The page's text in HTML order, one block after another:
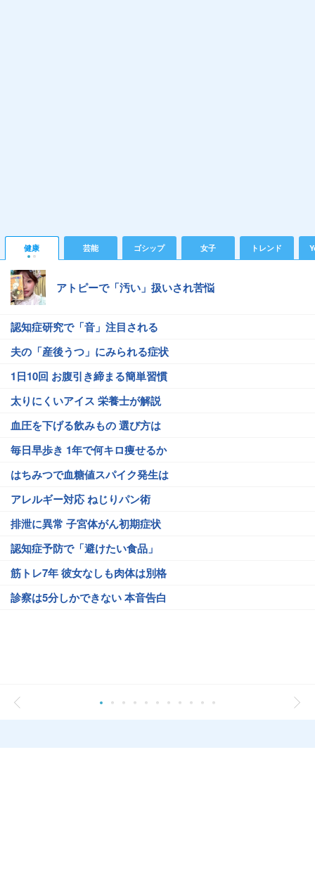
健康 芸能 ゴシップ 女子 トレンド
アトピーで「汚い」扱いされ苦悩
認知症研究で「音」注目される
夫の「産後うつ」にみられる症状
1日10回 お腹引き締まる簡単習慣
太りにくいアイス 栄養士が解説
血圧を下げる飲みもの 選び方は
毎日早歩き 1年で何キロ痩せるか
はちみつで血糖値スパイク発生は
アレルギー対応 ねじりパン術
排泄に異常 子宮体がん初期症状
認知症予防で「避けたい食品」
筋トレ7年 彼女なしも肉体は別格
診察は5分しかできない 本音告白